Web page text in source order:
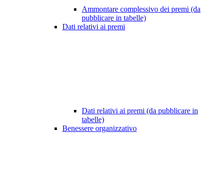
Ammontare complessivo dei premi (da
pubblicare in tabelle)
Dati relativi ai premi
Dati relativi ai premi (da pubblicare in
tabelle)
Benessere organizzativo